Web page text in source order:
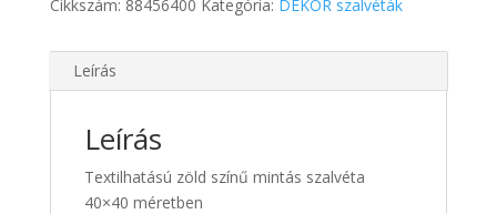
mennyiség
Cikkszám: 88456400 Kategória: DEKOR szalvéták
Leírás
Leírás
Textilhatású zöld színű mintás szalvéta
40×40 méretben